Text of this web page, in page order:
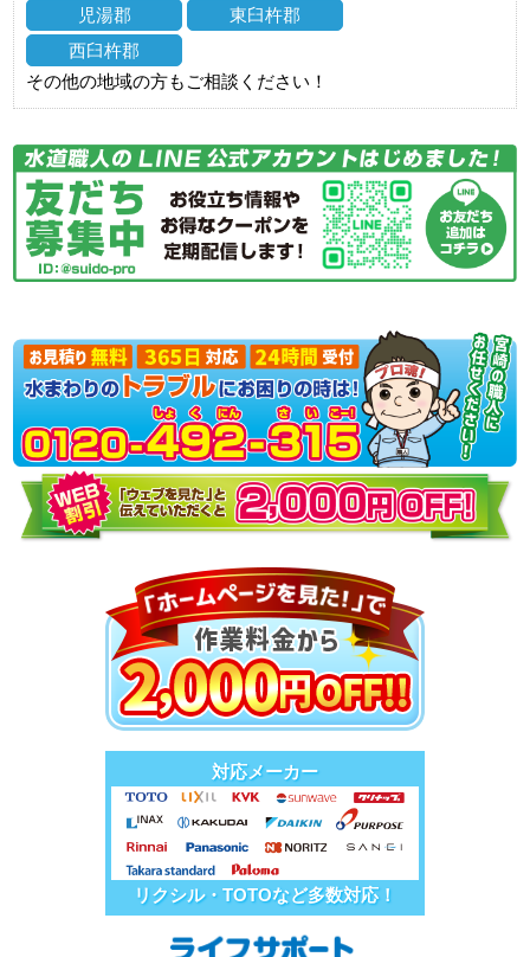
児湯郡
東臼杵郡
西臼杵郡
その他の地域の方もご相談ください！
対応メーカー
リクシル・TOTOなど多数対応！